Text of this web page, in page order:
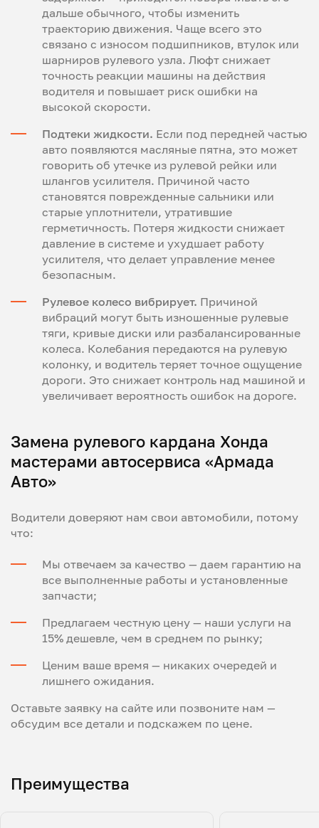
дальше обычного, чтобы изменить
траекторию движения. Чаще всего это
связано с износом подшипников, втулок или
шарниров рулевого узла. Люфт снижает
точность реакции машины на действия
водителя и повышает риск ошибки на
высокой скорости.
Подтеки жидкости. Если под передней частью
авто появляются масляные пятна, это может
говорить об утечке из рулевой рейки или
шлангов усилителя. Причиной часто
становятся поврежденные сальники или
старые уплотнители, утратившие
герметичность. Потеря жидкости снижает
давление в системе и ухудшает работу
усилителя, что делает управление менее
безопасным.
Рулевое колесо вибрирует. Причиной
вибраций могут быть изношенные рулевые
тяги, кривые диски или разбалансированные
колеса. Колебания передаются на рулевую
колонку, и водитель теряет точное ощущение
дороги. Это снижает контроль над машиной и
увеличивает вероятность ошибок на дороге.
Замена рулевого кардана Хонда
мастерами автосервиса «Армада
Авто»
Водители доверяют нам свои автомобили, потому
что:
Мы отвечаем за качество — даем гарантию на
все выполненные работы и установленные
запчасти;
Предлагаем честную цену — наши услуги на
15% дешевле, чем в среднем по рынку;
Ценим ваше время — никаких очередей и
лишнего ожидания.
Оставьте заявку на сайте или позвоните нам —
обсудим все детали и подскажем по цене.
Преимущества